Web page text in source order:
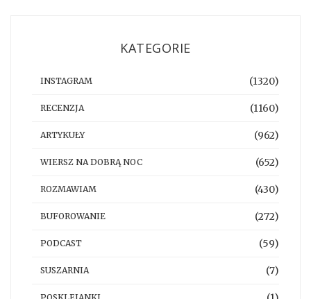
KATEGORIE
INSTAGRAM (1320)
RECENZJA (1160)
ARTYKUŁY (962)
WIERSZ NA DOBRĄ NOC (652)
ROZMAWIAM (430)
BUFOROWANIE (272)
PODCAST (59)
SUSZARNIA (7)